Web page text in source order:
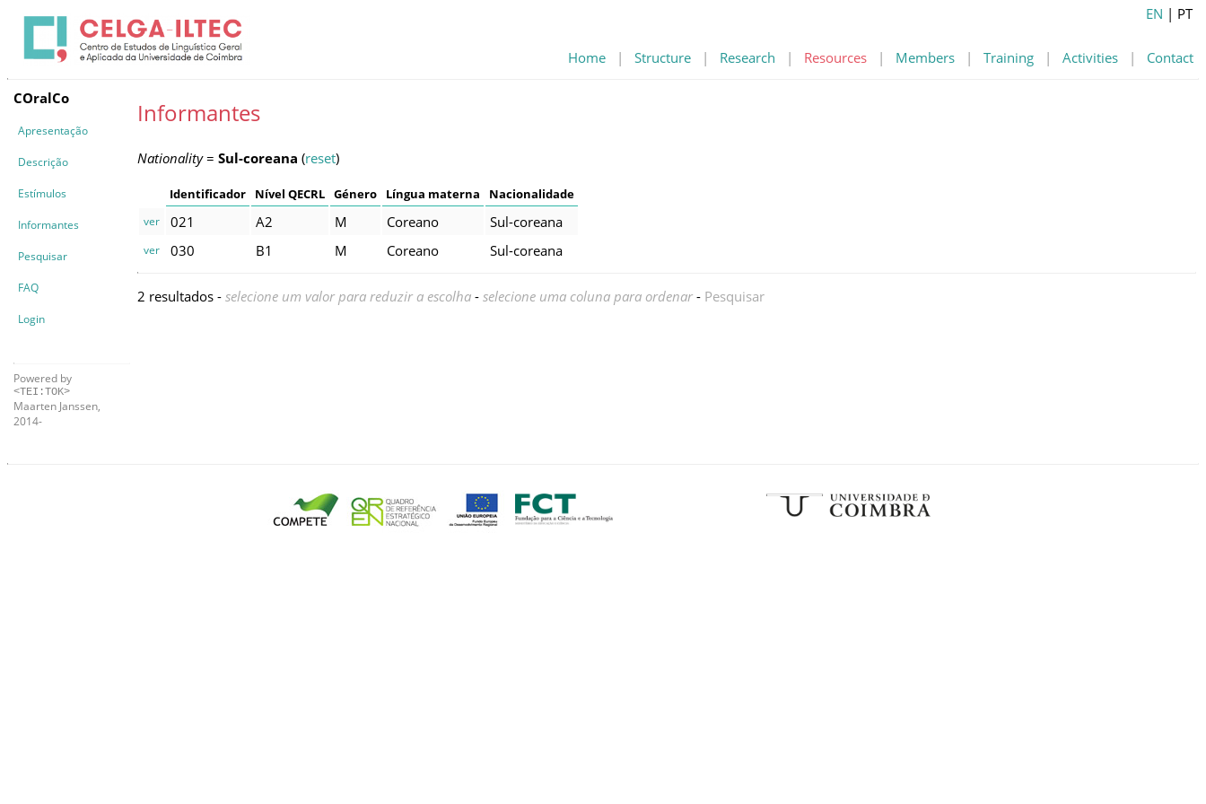
Home | Structure | Research | Resources | Members | Training | Activities | Contact
EN | PT
COralCo
Apresentação
Descrição
Estímulos
Informantes
Pesquisar
FAQ
Login
Powered by
<TEI:TOK>
Maarten Janssen,
2014-
Informantes
Nationality= Sul-coreana (reset)
Identificador Nível QECRL Género Língua materna Nacionalidade
ver 021 A2 M Coreano Sul-coreana
ver 030 B1 M Coreano Sul-coreana
2 resultados - selecione um valor para reduzir a escolha - selecione uma coluna para ordenar - Pesquisar